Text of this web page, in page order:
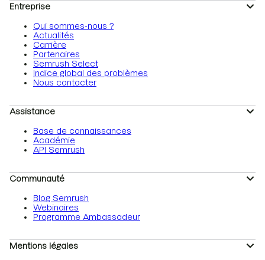
Entreprise
Qui sommes-nous ?
Actualités
Carrière
Partenaires
Semrush Select
Indice global des problèmes
Nous contacter
Assistance
Base de connaissances
Académie
API Semrush
Communauté
Blog Semrush
Webinaires
Programme Ambassadeur
Mentions légales